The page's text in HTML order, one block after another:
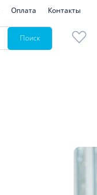
Оплата Контакты
Поиск